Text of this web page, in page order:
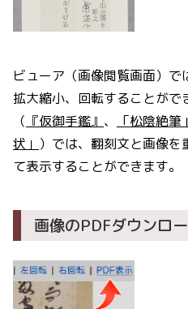
ビューア（画像閲覧画面）
拡大縮小、回転することが
（ 『仮御手鑑』 、 「松陰絶筆」
状」 ）では、翻刻文と画像
て表示することができます。
画像のPDFダウンロ